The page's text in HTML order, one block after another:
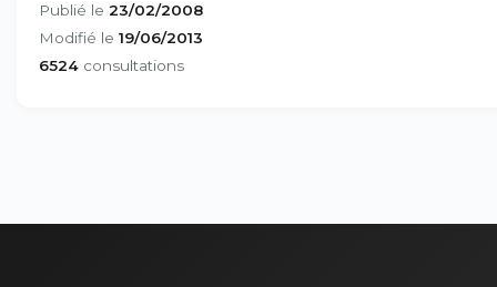
Publié le 23/02/2008
Modifié le 19/06/2013
6524 consultations